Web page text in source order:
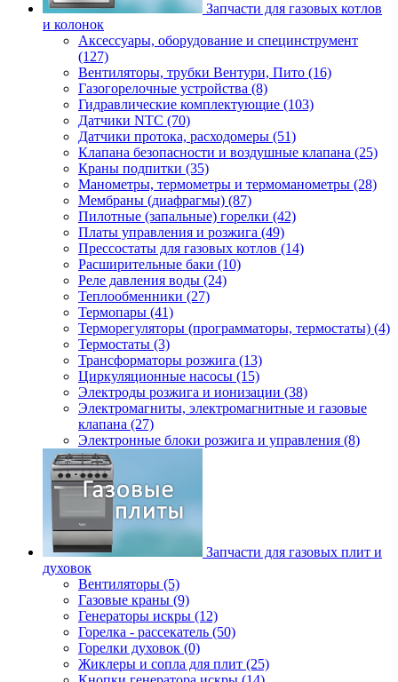
Запчасти для газовых котлов
и колонок
Аксессуары, оборудование и специнструмент
(127)
Вентиляторы, трубки Вентури, Пито (16)
Газогорелочные устройства (8)
Гидравлические комплектующие (103)
Датчики NTC (70)
Датчики протока, расходомеры (51)
Клапана безопасности и воздушные клапана (25)
Краны подпитки (35)
Манометры, термометры и термоманометры (28)
Мембраны (диафрагмы) (87)
Пилотные (запальные) горелки (42)
Платы управления и розжига (49)
Прессостаты для газовых котлов (14)
Расширительные баки (10)
Реле давления воды (24)
Теплообменники (27)
Термопары (41)
Терморегуляторы (программаторы, термостаты) (4)
Термостаты (3)
Трансформаторы розжига (13)
Циркуляционные насосы (15)
Электроды розжига и ионизации (38)
Электромагниты, электромагнитные и газовые
клапана (27)
Электронные блоки розжига и управления (8)
Запчасти для газовых плит и
духовок
Вентиляторы (5)
Газовые краны (9)
Генераторы искры (12)
Горелка - рассекатель (50)
Горелки духовок (0)
Жиклеры и сопла для плит (25)